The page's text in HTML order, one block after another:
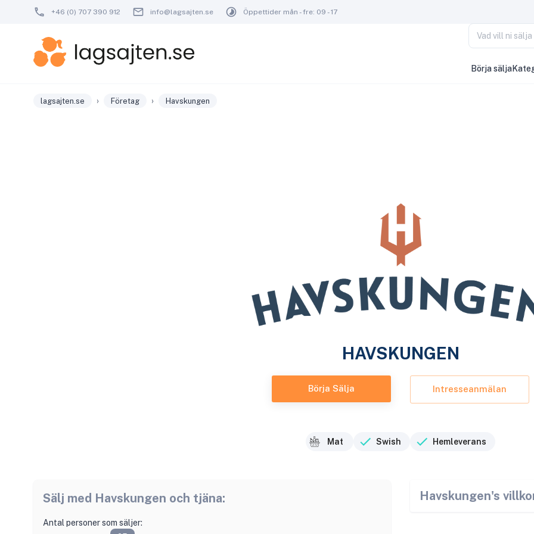
+46 (0) 707 390 912 info@lagsajten.se Öppettider mån - fre: 09 - 17
Vad vill ni
Börja sälja
lagsajten.se › Företag › Havskungen
HAVSKUNGEN
Börja Sälja Intresseanmälan
Mat Swish Hemleverans
Sälj med Havskungen och tjäna:
Antal personer som säljer:
Havskungen's